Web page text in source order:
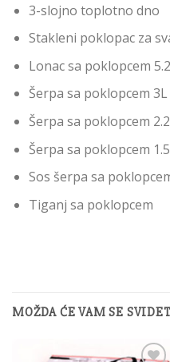
3-slojno toplotno dno
Stakleni poklopac za
Lonac sa poklopcem
Šerpa sa poklopcem 3L
Šerpa sa poklopcem
Šerpa sa poklopcem
Sos šerpa sa
Tiganj sa poklopcem
MOŽDA ĆE VAM SE